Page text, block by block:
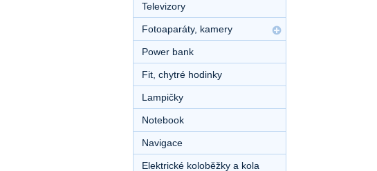
Televizory
Fotoaparáty, kamery
Power bank
Fit, chytré hodinky
Lampičky
Notebook
Navigace
Elektrické koloběžky a kola